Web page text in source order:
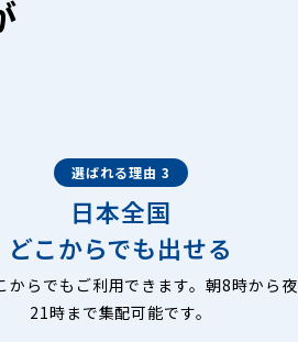
選ばれる理由 3
日本全国
どこからでも出せる
からでもご利用できます。朝8時から夜
21時まで集配可能です。